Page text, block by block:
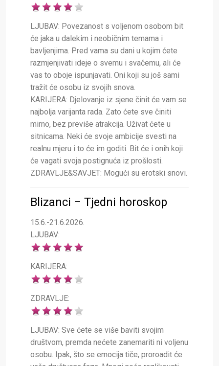
LJUBAV: Povezanost s voljenom osobom bit
će jaka u dalekim i neobičnim temama i
bavljenjima. Pred vama su dani u kojim ćete
razmjenjivati ideje o svemu i svačemu, ali će
vas to oboje ispunjavati. Oni koji su još sami
tražit će osobu iz svojih snova.
KARIJERA: Djelovanje iz sjene činit će vam se
najbolja varijanta rada. Zato ćete sve činiti
mirno, bez previše atrakcija. Uživat ćete u
sitnicama. Neki će svoje ambicije svesti na
realnu mjeru i to će im goditi. Bit će i onih koji
će vagati svoja postignuća iz prošlosti.
ZDRAVLJE&SAVJET: Mogući su erotski snovi.
Blizanci – Tjedni horoskop
15.6.-21.6.2026.
LJUBAV:
KARIJERA:
ZDRAVLJE:
LJUBAV: Sve ćete se više baviti svojim
društvom, premda nećete zanemariti ni voljenu
osobu. Ipak, što se emocija tiče, proroadit će